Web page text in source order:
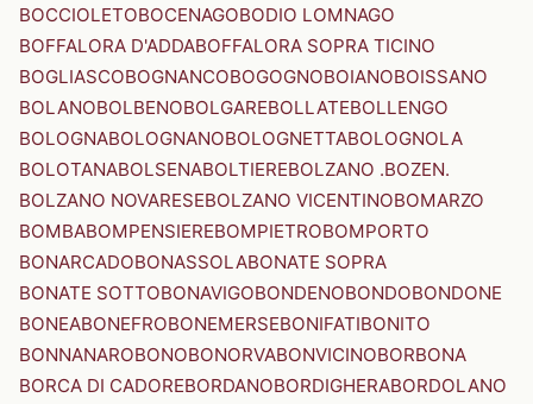
BOCCIOLETOBOCENAGOBODIO LOMNAGO
BOFFALORA D'ADDABOFFALORA SOPRA TICINO
BOGLIASCOBOGNANCOBOGOGNOBOIANOBOISSANO
BOLANOBOLBENOBOLGAREBOLLATEBOLLENGO
BOLOGNABOLOGNANOBOLOGNETTABOLOGNOLA
BOLOTANABOLSENABOLTIEREBOLZANO .BOZEN.
BOLZANO NOVARESEBOLZANO VICENTINOBOMARZO
BOMBABOMPENSIEREBOMPIETROBOMPORTO
BONARCADOBONASSOLABONATE SOPRA
BONATE SOTTOBONAVIGOBONDENOBONDOBONDONE
BONEABONEFROBONEMERSEBONIFATIBONITO
BONNANAROBONOBONORVABONVICINOBORBONA
BORCA DI CADOREBORDANOBORDIGHERABORDOLANO